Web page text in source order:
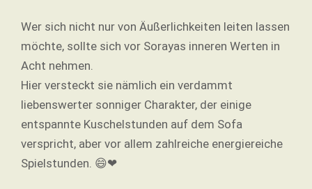
Wer sich nicht nur von Äußerlichkeiten leiten lassen
möchte, sollte sich vor Sorayas inneren Werten in
Acht nehmen.
Hier versteckt sie nämlich ein verdammt
liebenswerter sonniger Charakter, der einige
entspannte Kuschelstunden auf dem Sofa
verspricht, aber vor allem zahlreiche energiereiche
Spielstunden. 😄❤